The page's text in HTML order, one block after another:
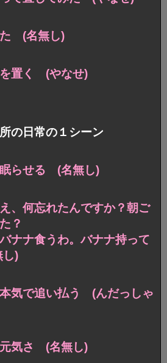
た (名無し)
置く (やなせ)
の日常の１シーン
らせる (名無し)
、何忘れたんですか？朝ご
？
ナナ食うわ。バナナ持って
)
気で追い払う (んだっしゃ
気さ (名無し)